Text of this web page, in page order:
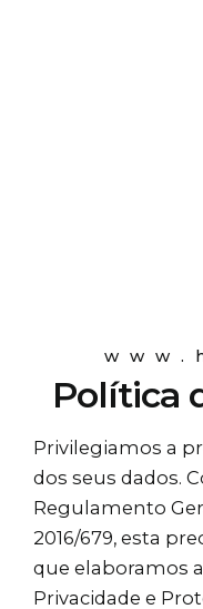
Política
Privilegiamos a
dos seus dados.
Regulamento
2016/679, esta
que elaboramos
Privacidade e